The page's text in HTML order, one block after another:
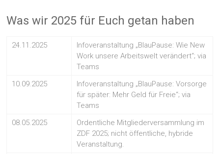
Was wir 2025 für Euch getan haben
24.11.2025
Infoveranstaltung „BlauPause: Wie New
Work unsere Arbeitswelt verändert“; via
Teams
10.09.2025
Infoveranstaltung „BlauPause: Vorsorge
für später: Mehr Geld für Freie“; via
Teams
08.05.2025
Ordentliche Mitgliederversammlung im
ZDF 2025; nicht öffentliche, hybride
Veranstaltung.